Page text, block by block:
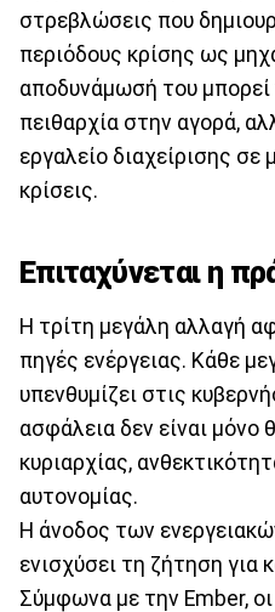
στρεβλώσεις που
περιόδους κρίσης ως
αποδυνάμωσή του μπορεί
πειθαρχία στην αγορά,
εργαλείο διαχείρισης σε
κρίσεις.
Επιταχύνεται η
Η τρίτη μεγάλη αλλαγή
πηγές ενέργειας. Κάθε
υπενθυμίζει στις
ασφάλεια δεν είναι μόνο
κυριαρχίας,
αυτονομίας.
Η άνοδος των
ενισχύσει τη ζήτηση για
Σύμφωνα με την Ember, οι